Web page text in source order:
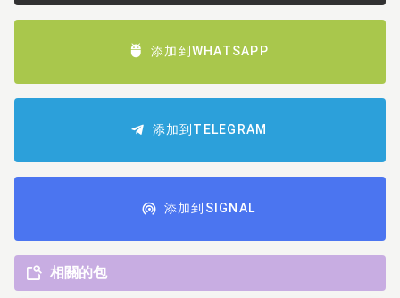
添加到WHATSAPP
添加到TELEGRAM
添加到SIGNAL
相關的包